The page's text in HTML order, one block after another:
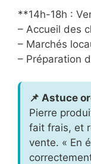
**14h-18h :
– Accueil des
– Marchés
– Préparation
📌 Astuce
Pierre
fait frais, et
vente. « En